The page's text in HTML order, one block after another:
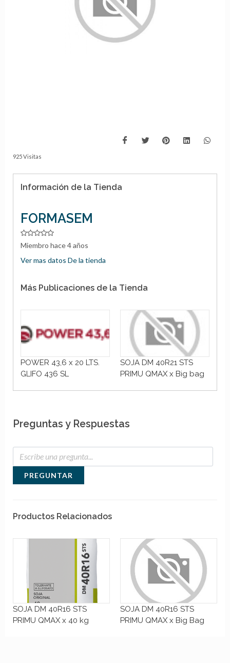
925 Visitas
Información de la Tienda
FORMASEM
Miembro hace 4 años
Ver mas datos De la tienda
Más Publicaciones de la Tienda
POWER 43,6 x 20 LTS.
GLIFO 436 SL
SOJA DM 40R21 STS
PRIMU QMAX x Big bag
Preguntas y Respuestas
PREGUNTAR
Productos Relacionados
SOJA DM 40R16 STS
PRIMU QMAX x 40 kg
SOJA DM 40R16 STS
PRIMU QMAX x Big Bag